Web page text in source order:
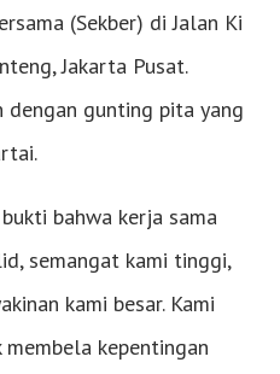
(Sekber) di Jalan Ki
Jakarta Pusat.
dengan gunting pita yang
bahwa kerja sama
semangat kami tinggi,
kami besar. Kami
kepentingan